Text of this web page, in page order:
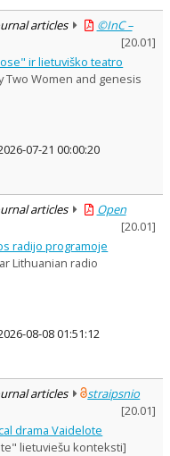
articles
©InC –
[20.01]
ir lietuviško teatro
Two Women and genesis
07-21 00:00:20
articles
Open
[20.01]
radijo programoje
Lithuanian radio
08-08 01:51:12
articles
straipsnio
[20.01]
drama Vaidelote
lietuviešu konteksti]